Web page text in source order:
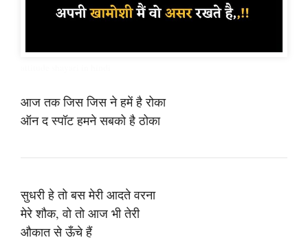
आज तक जिस जिस ने हमें है रोका
ऑन द स्पॉट हमने सबको है ठोका
सुधरी हे तो बस मेरी आदते वरना
मेरे शौक, वो तो आज भी तेरी
औकात से ऊँचे हैं